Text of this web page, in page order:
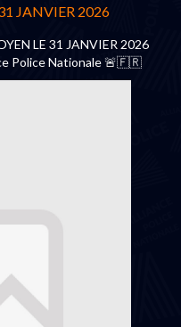
JANVIER 2026
LE 31 JANVIER 2026
Police Nationale 🚨🇫🇷